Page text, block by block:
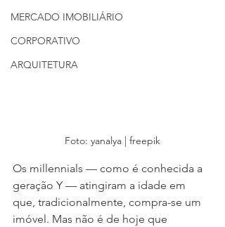
MERCADO IMOBILIÁRIO
CORPORATIVO
ARQUITETURA
Foto: yanalya | freepik
Os millennials — como é conhecida a
geração Y — atingiram a idade em
que, tradicionalmente, compra-se um
imóvel. Mas não é de hoje que